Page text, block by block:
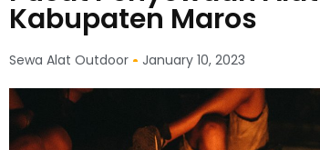
Kabupaten Maros
Sewa Alat Outdoor January 10, 2023